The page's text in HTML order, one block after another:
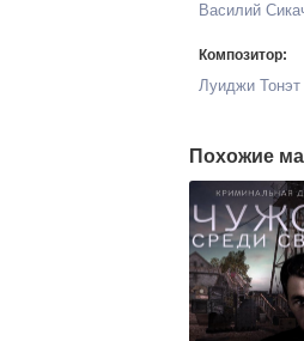
Василий
Композитор:
Луиджи Тонэт
Похожие